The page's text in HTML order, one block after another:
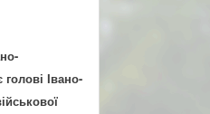
Івано-